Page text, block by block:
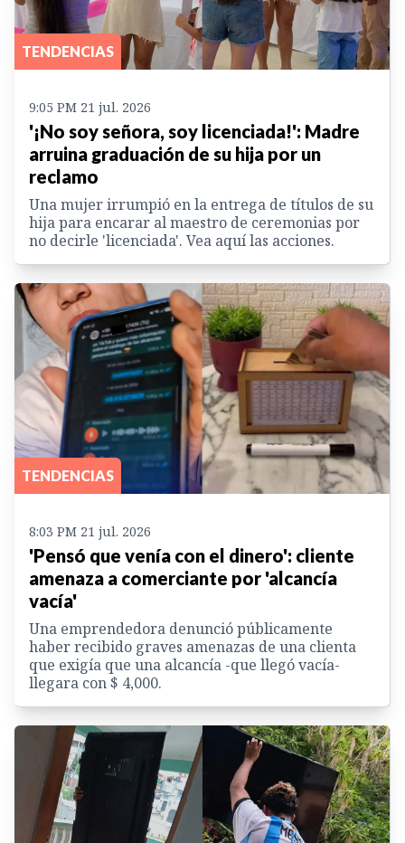
TENDENCIAS
9:05 PM 21 jul. 2026
'¡No soy señora, soy licenciada!': Madre
arruina graduación de su hija por un
reclamo
Una mujer irrumpió en la entrega de títulos de su
hija para encarar al maestro de ceremonias por
no decirle 'licenciada'. Vea aquí las acciones.
TENDENCIAS
8:03 PM 21 jul. 2026
'Pensó que venía con el dinero': cliente
amenaza a comerciante por 'alcancía
vacía'
Una emprendedora denunció públicamente
haber recibido graves amenazas de una clienta
que exigía que una alcancía -que llegó vacía-
llegara con $ 4,000.